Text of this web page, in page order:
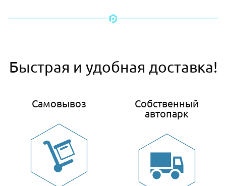
Быстрая и удобная доставка!
Самовывоз
Собственный
автопарк